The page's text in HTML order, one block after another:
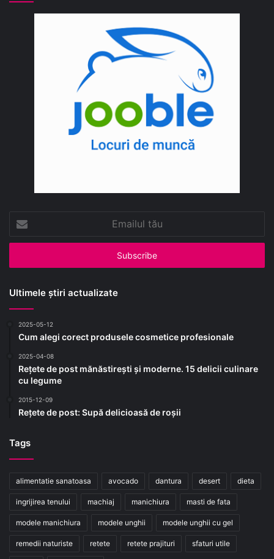
tău
Ultimele știri actualizate
2025-05-12
Cum alegi corect produsele cosmetice profesionale
2025-04-08
Rețete de post mănăstirești și moderne. 15 delicii culinare
cu legume
2015-12-09
Rețete de post: Supă delicioasă de roșii
Tags
alimentatie sanatoasa avocado dantura desert dieta
ingrijirea tenului machiaj manichiura masti de fata
modele manichiura modele unghii modele unghii cu gel
remedii naturiste retete retete prajituri sfaturi utile